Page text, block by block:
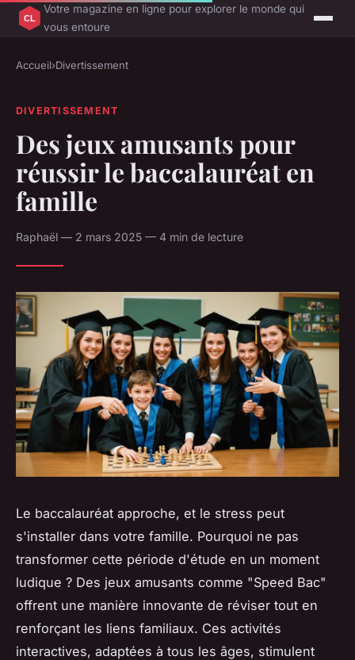
Votre magazine en ligne pour explorer le monde qui
vous entoure
Accueil›Divertissement
DIVERTISSEMENT
Des jeux amusants pour
réussir le baccalauréat en
famille
Raphaël — 2 mars 2025 — 4 min de lecture
Le baccalauréat approche, et le stress peut
s'installer dans votre famille. Pourquoi ne pas
transformer cette période d'étude en un moment
ludique ? Des jeux amusants comme "Speed Bac"
offrent une manière innovante de réviser tout en
renforçant les liens familiaux. Ces activités
interactives, adaptées à tous les âges, stimulent